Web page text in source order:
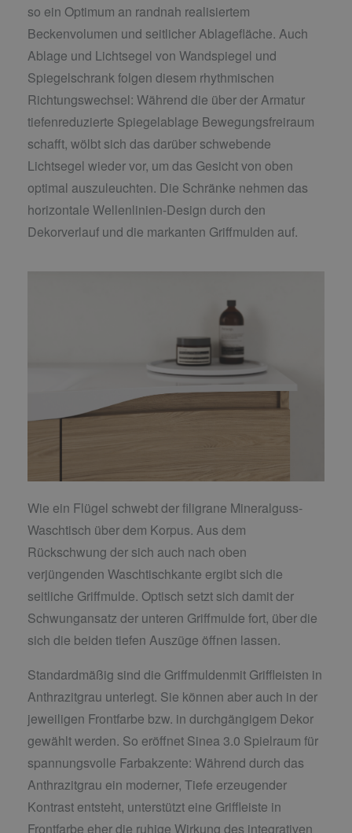
so ein Optimum an randnah realisiertem
Beckenvolumen und seitlicher Ablagefläche. Auch
Ablage und Lichtsegel von Wandspiegel und
Spiegelschrank folgen diesem rhythmischen
Richtungswechsel: Während die über der Armatur
tiefenreduzierte Spiegelablage Bewegungsfreiraum
schafft, wölbt sich das darüber schwebende
Lichtsegel wieder vor, um das Gesicht von oben
optimal auszuleuchten. Die Schränke nehmen das
horizontale Wellenlinien-Design durch den
Dekorverlauf und die markanten Griffmulden auf.
Wie ein Flügel schwebt der filigrane Mineralguss-
Waschtisch über dem Korpus. Aus dem
Rückschwung der sich auch nach oben
verjüngenden Waschtischkante ergibt sich die
seitliche Griffmulde. Optisch setzt sich damit der
Schwungansatz der unteren Griffmulde fort, über die
sich die beiden tiefen Auszüge öffnen lassen.
Standardmäßig sind die Griffmuldenmit Griffleisten in
Anthrazitgrau unterlegt. Sie können aber auch in der
jeweiligen Frontfarbe bzw. in durchgängigem Dekor
gewählt werden. So eröffnet Sinea 3.0 Spielraum für
spannungsvolle Farbakzente: Während durch das
Anthrazitgrau ein moderner, Tiefe erzeugender
Kontrast entsteht, unterstützt eine Griffleiste in
Frontfarbe eher die ruhige Wirkung des integrativen